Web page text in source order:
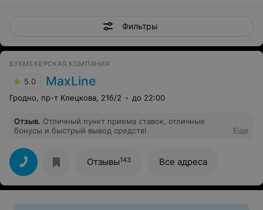
Фильтры
БУКМЕКЕРСКАЯ КОМПАНИЯ
5.0 MaxLine
Гродно, пр-т Клецкова, 21б/2 до 22:00
Отзыв. Отличный пункт приема ставок, отличные
бонусы и быстрый вывод средств!
Еще
Отзывы143 Все адреса